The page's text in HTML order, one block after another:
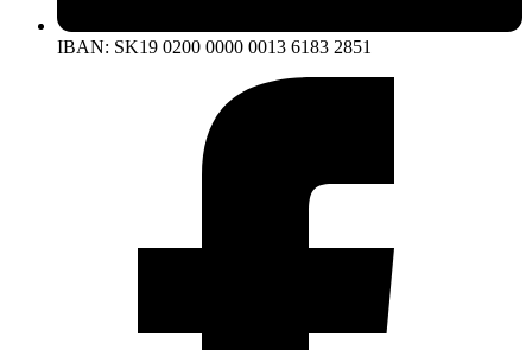
IBAN: SK19 0200 0000 0013 6183 2851